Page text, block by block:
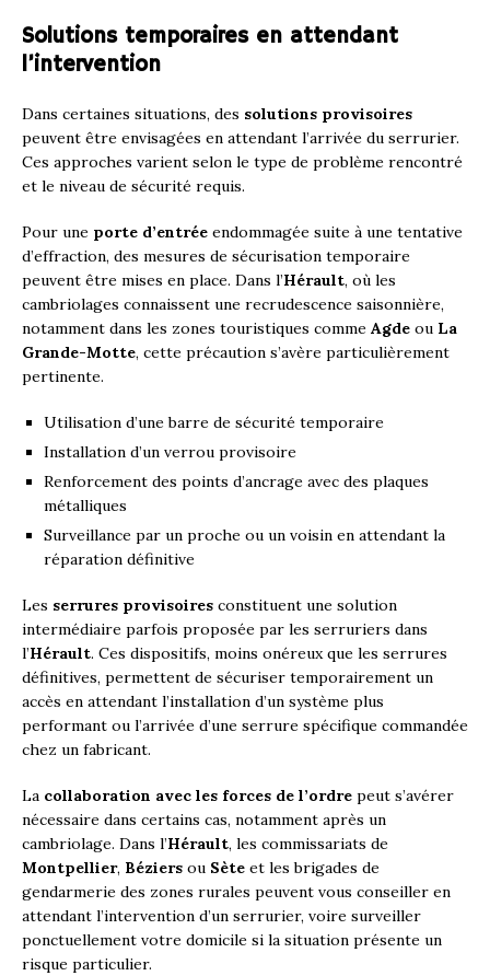
Solutions temporaires en attendant
l’intervention
Dans certaines situations, des solutions provisoires
peuvent être envisagées en attendant l’arrivée du serrurier.
Ces approches varient selon le type de problème rencontré
et le niveau de sécurité requis.
Pour une porte d’entrée endommagée suite à une tentative
d’effraction, des mesures de sécurisation temporaire
peuvent être mises en place. Dans l’Hérault, où les
cambriolages connaissent une recrudescence saisonnière,
notamment dans les zones touristiques comme Agde ou La
Grande-Motte, cette précaution s’avère particulièrement
pertinente.
Utilisation d’une barre de sécurité temporaire
Installation d’un verrou provisoire
Renforcement des points d’ancrage avec des plaques
métalliques
Surveillance par un proche ou un voisin en attendant la
réparation définitive
Les serrures provisoires constituent une solution
intermédiaire parfois proposée par les serruriers dans
l’Hérault. Ces dispositifs, moins onéreux que les serrures
définitives, permettent de sécuriser temporairement un
accès en attendant l’installation d’un système plus
performant ou l’arrivée d’une serrure spécifique commandée
chez un fabricant.
La collaboration avec les forces de l’ordre peut s’avérer
nécessaire dans certains cas, notamment après un
cambriolage. Dans l’Hérault, les commissariats de
Montpellier, Béziers ou Sète et les brigades de
gendarmerie des zones rurales peuvent vous conseiller en
attendant l’intervention d’un serrurier, voire surveiller
ponctuellement votre domicile si la situation présente un
risque particulier.